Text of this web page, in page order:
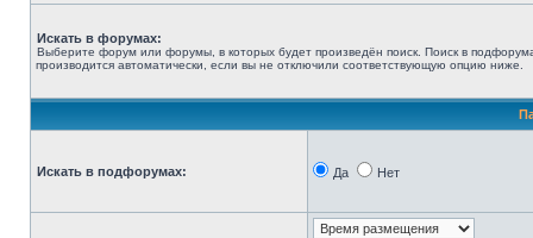
Искать в форумах:
Выберите форум или форумы, в которых будет произведён поиск. Поиск в
производится автоматически, если вы не отключили соответствующую опцию ниже.
Искать в подфорумах: Да Нет